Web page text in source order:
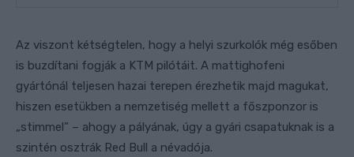
Az viszont kétségtelen, hogy a helyi szurkolók még esőben
is buzdítani fogják a KTM pilótáit. A mattighofeni
gyártónál teljesen hazai terepen érezhetik majd magukat,
hiszen esetükben a nemzetiség mellett a főszponzor is
„stimmel” – ahogy a pályának, úgy a gyári csapatuknak is a
szintén osztrák Red Bull a névadója.